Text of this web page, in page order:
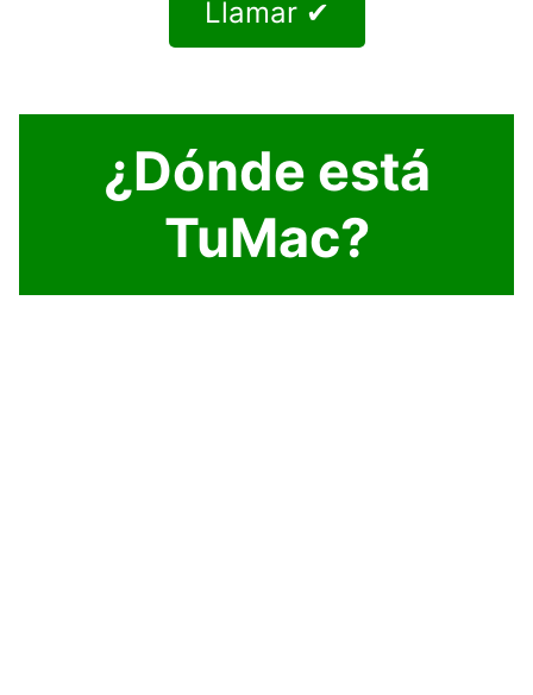
Llamar ✔
¿Dónde está
TuMac?